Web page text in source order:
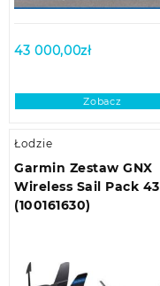
43 000,00zł
Zobacz
Łodzie
Garmin Zestaw GNX
Wireless Sail Pack 43
(100161630)